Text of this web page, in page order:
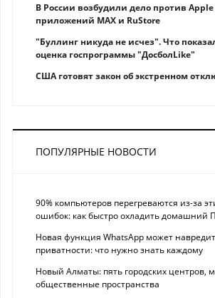
В России возбудили дело против
приложений MAX и RuStore
"Буллинг никуда не исчез". Что
оценка госпрограммы "ДосболLike"
США готовят закон об экстренном
ПОПУЛЯРНЫЕ НОВОСТИ
90% компьютеров перегреваются из-за
ошибок: как быстро охладить домашний
Новая функция WhatsApp может
приватности: что нужно знать каждому
Новый Алматы: пять городских центров,
общественные пространства